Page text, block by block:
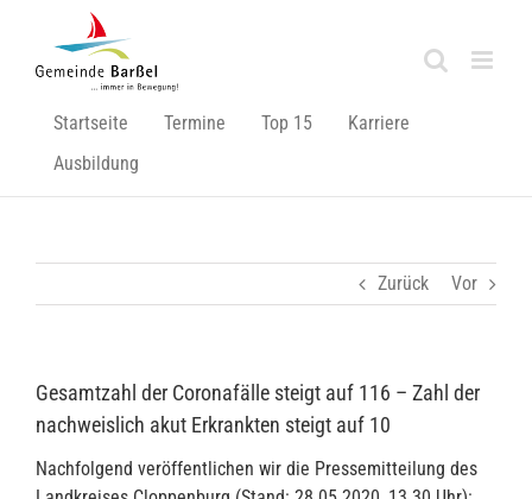
springen
Startseite Termine Top 15
Karriere
Ausbildung
Zurück Vor
Gesamtzahl der Coronafälle steigt auf 116 – Zahl der
nachweislich akut Erkrankten steigt auf 10
Nachfolgend veröffentlichen wir die Pressemitteilung des